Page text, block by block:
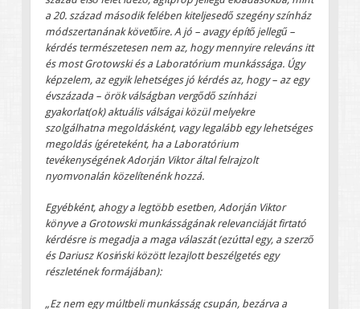
a 20. század második felében kiteljesedő szegény színház
módszertanának követőire. A jó – avagy építő jellegű –
kérdés természetesen nem az, hogy mennyire releváns itt
és most Grotowski és a Laboratórium munkássága. Úgy
képzelem, az egyik lehetséges jó kérdés az, hogy – az egy
évszázada – örök válságban vergődő színházi
gyakorlat(ok) aktuális válságai közül melyekre
szolgálhatna megoldásként, vagy legalább egy lehetséges
megoldás ígéreteként, ha a Laboratórium
tevékenységének Adorján Viktor által felrajzolt
nyomvonalán közelítenénk hozzá.
Egyébként, ahogy a legtöbb esetben, Adorján Viktor
könyve a Grotowski munkásságának relevanciáját firtató
kérdésre is megadja a maga válaszát (ezúttal egy, a szerző
és Dariusz Kosiński között lezajlott beszélgetés egy
részletének formájában):
„Ez nem egy múltbeli munkásság csupán, bezárva a